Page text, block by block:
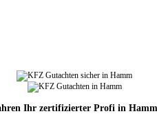
Ihr zertifizierter Profi in